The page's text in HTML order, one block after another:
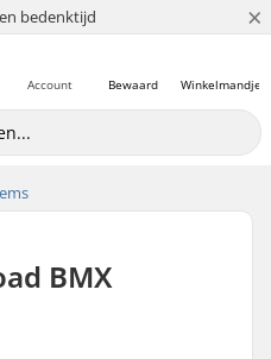
bedenktijd
van 5 ×
Winkelmandje
Bewaard
Account
BMX